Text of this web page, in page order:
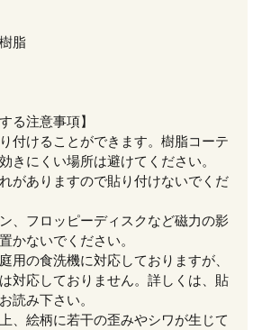
脂
る注意事項】
付けることができます。樹脂コーテ
きにくい場所は避けてください。
がありますので貼り付けないでくだ
、フロッピーディスクなど磁力の影
かないでください。
用の食洗機に対応しておりますが、
対応しておりません。詳しくは、貼
読み下さい。
、絵柄に若干の歪みやシワが生じて